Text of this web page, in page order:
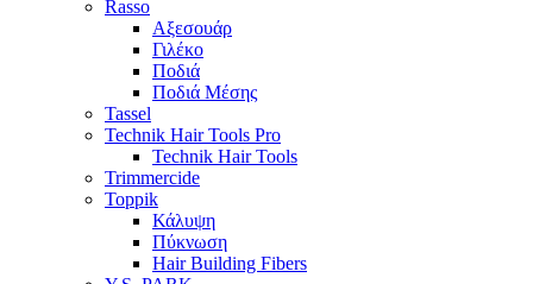
Rasso
Αξεσουάρ
Γιλέκο
Ποδιά
Ποδιά Μέσης
Tassel
Technik Hair Tools Pro
Technik Hair Tools
Trimmercide
Toppik
Κάλυψη
Πύκνωση
Hair Building Fibers